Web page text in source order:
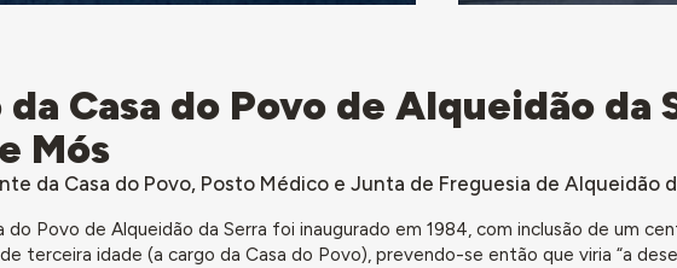
Casa do Povo de Alqueidão da
Mós
da Casa do Povo, Posto Médico e Junta de Freguesia de Alqueidão
do Povo de Alqueidão da Serra foi inaugurado em 1984, com inclusão de um
terceira idade (a cargo da Casa do Povo), prevendo-se então que viria “a